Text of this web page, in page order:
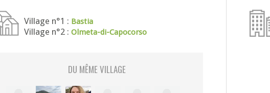
Village n°1 : Bastia
Village n°2 : Olmeta-di-Capocorso
DU MÊME VILLAGE